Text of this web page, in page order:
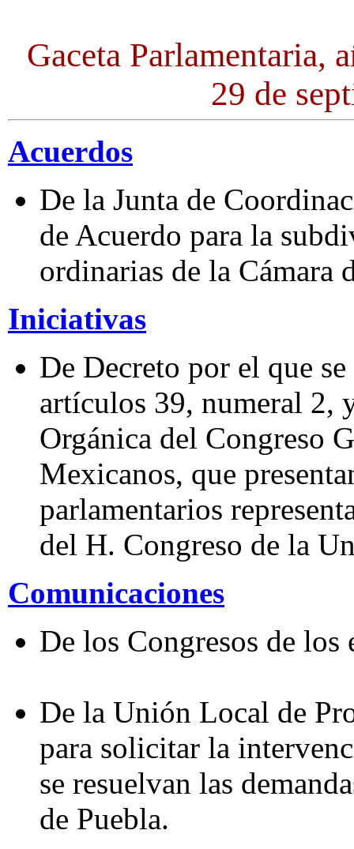
Gaceta Parlamentaria,
29 de
Acuerdos
De la Junta de
de Acuerdo para la
ordinarias de la Cámara
Iniciativas
De Decreto por el que
artículos 39, numeral 2,
Orgánica del Congreso
Mexicanos, que
parlamentarios
del H. Congreso de la
Comunicaciones
De los Congresos de los
De la Unión Local de
para solicitar la
se resuelvan las
de Puebla.